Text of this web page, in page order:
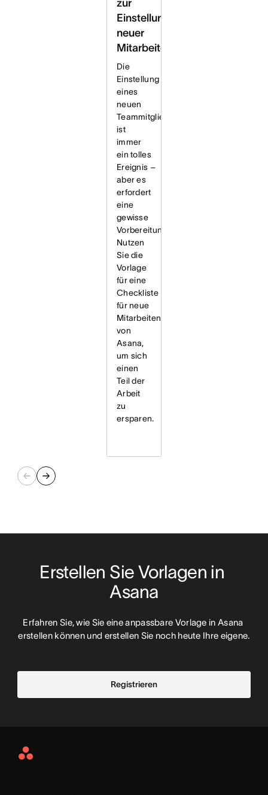
zur
Einstellung
neuer
Mitarbeitender
Die
Einstellung
eines
neuen
Teammitglieds
ist
immer
ein tolles
Ereignis –
aber es
erfordert
eine
gewisse
Vorbereitung.
Nutzen
Sie die
Vorlage
für eine
Checkliste
für neue
Mitarbeitende
von
Asana,
um sich
einen
Teil der
Arbeit
zu
ersparen.
Erstellen Sie Vorlagen in
Asana
Erfahren Sie, wie Sie eine anpassbare Vorlage in Asana
erstellen können und erstellen Sie noch heute Ihre eigene.
Registrieren
Asana